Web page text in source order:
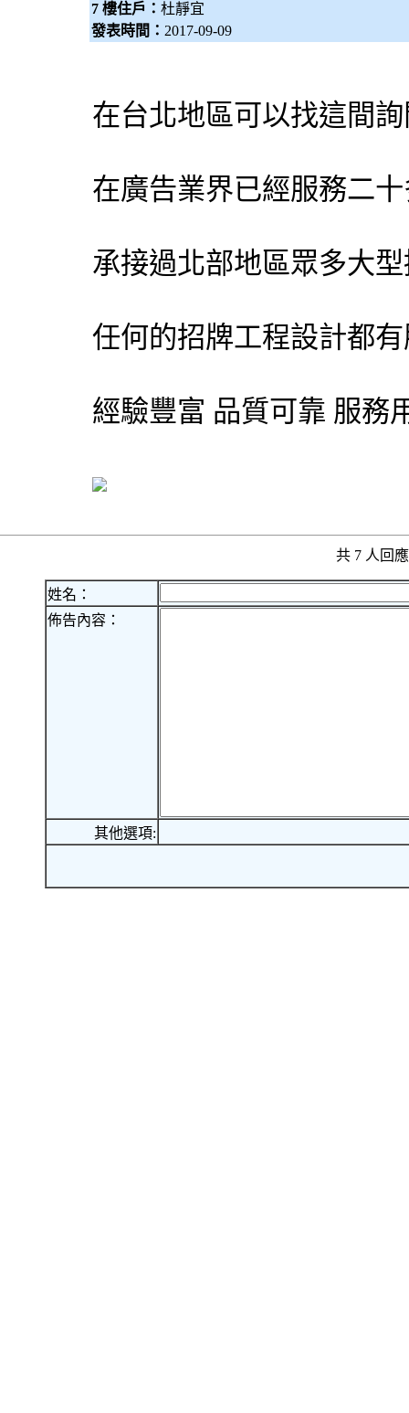
7 樓住戶： 杜靜宜
發表時間： 2017-09-09
在台北地區可以找這間
在廣告業界已經服務二
承接過北部地區眾多大
任何的招牌工程設計都
經驗豐富 品質可靠 服務
共 7 人回
姓名：
佈告內容：
其他選項: